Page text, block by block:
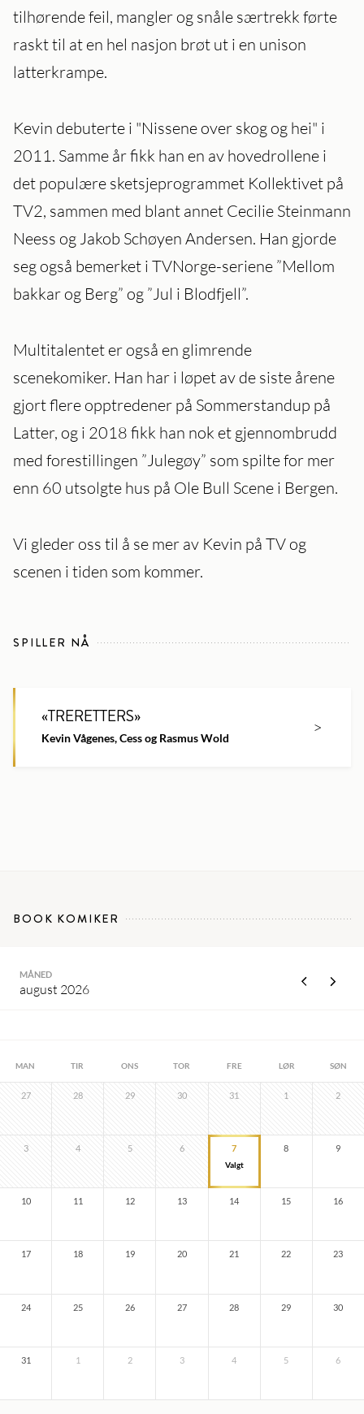
tilhørende feil, mangler og snåle særtrekk førte
raskt til at en hel nasjon brøt ut i en unison
latterkrampe.
Kevin debuterte i "Nissene over skog og hei" i
2011. Samme år fikk han en av hovedrollene i
det populære sketsjeprogrammet Kollektivet på
TV2, sammen med blant annet Cecilie Steinmann
Neess og Jakob Schøyen Andersen. Han gjorde
seg også bemerket i TVNorge-seriene ”Mellom
bakkar og Berg” og ”Jul i Blodfjell”.
Multitalentet er også en glimrende
scenekomiker. Han har i løpet av de siste årene
gjort flere opptredener på Sommerstandup på
Latter, og i 2018 fikk han nok et gjennombrudd
med forestillingen ”Julegøy” som spilte for mer
enn 60 utsolgte hus på Ole Bull Scene i Bergen.
Vi gleder oss til å se mer av Kevin på TV og
scenen i tiden som kommer.
SPILLER NÅ
«TRERETTERS»
Kevin Vågenes, Cess og Rasmus Wold
>
BOOK KOMIKER
MÅNED
august 2026
MAN TIR ONS TOR FRE LØR SØN
27 28 29 30 31 1 2
3 4 5 6 7 8 9
10 11 12 13 14 15 16
17 18 19 20 21 22 23
24 25 26 27 28 29 30
31 1 2 3 4 5 6